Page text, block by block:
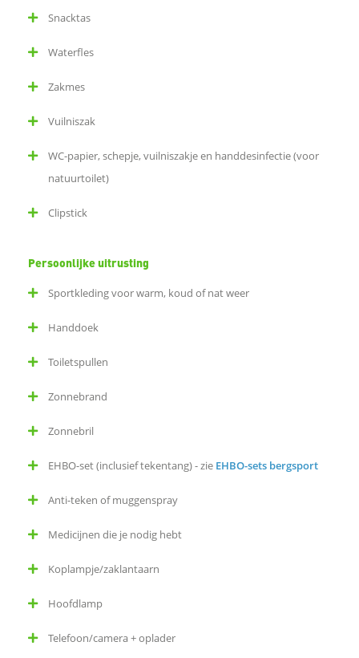
L
i
n
k
m
t
e
d
n
Snacktas
Waterfles
Zakmes
Vuilniszak
WC-papier, schepje, vuilniszakje en handdesinfectie (voor
natuurtoilet)
Clipstick
Persoonlijke uitrusting
Sportkleding voor warm, koud of nat weer
Handdoek
Toiletspullen
Zonnebrand
Zonnebril
EHBO-set (inclusief tekentang) - zie EHBO-sets bergsport
Anti-teken of muggenspray
Medicijnen die je nodig hebt
Koplampje/zaklantaarn
Hoofdlamp
Telefoon/camera + oplader